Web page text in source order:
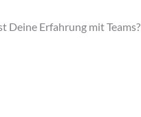
Deine Erfahrung mit Teams?